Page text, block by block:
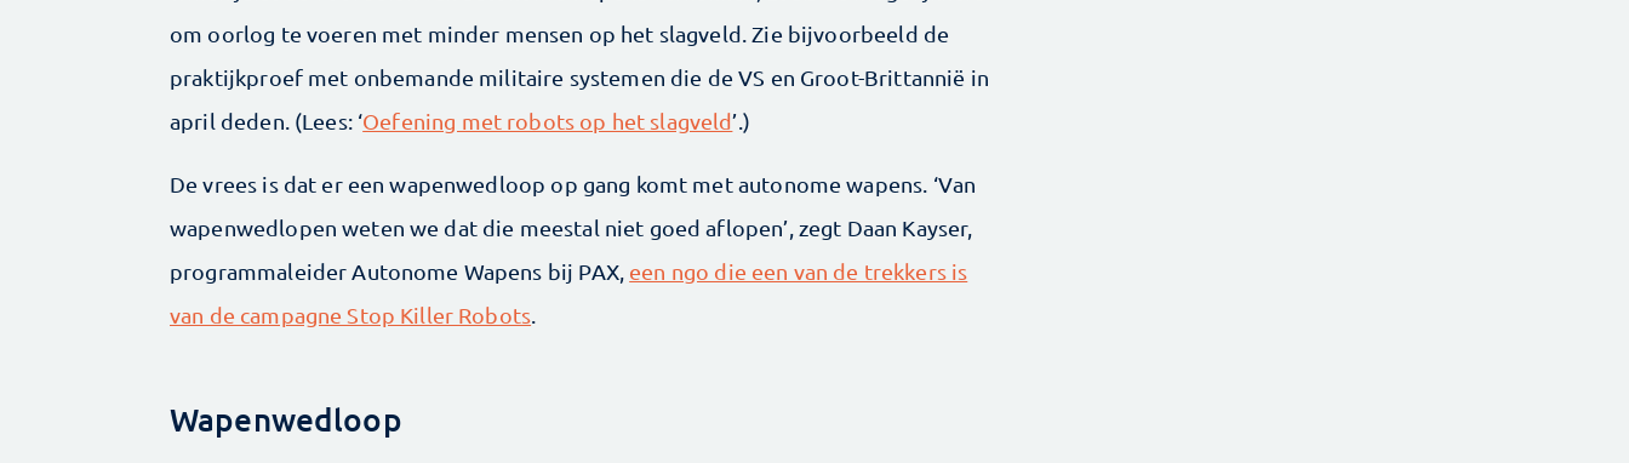
om oorlog te voeren met minder mensen op het slagveld. Zie bijvoorbeeld de
praktijkproef met onbemande militaire systemen die de VS en Groot-Brittannië in
april deden. (Lees: ‘Oefening met robots op het slagveld’.)
De vrees is dat er een wapenwedloop op gang komt met autonome wapens. ‘Van
wapenwedlopen weten we dat die meestal niet goed aflopen’, zegt Daan Kayser,
programmaleider Autonome Wapens bij PAX, een ngo die een van de trekkers is
van de campagne Stop Killer Robots
Wapenwedloop